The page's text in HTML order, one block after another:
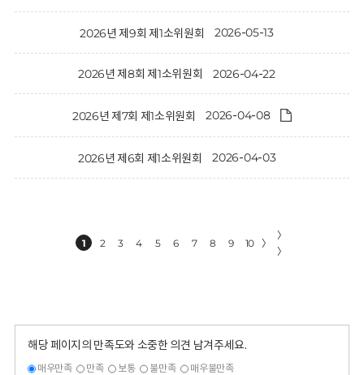
2026년 제9회 제1소위원회 2026-05-13
2026년 제8회 제1소위원회 2026-04-22
2026년 제7회 제1소위원회 2026-04-08
2026년 제6회 제1소위원회 2026-04-03
1 2 3 4 5 6 7 8 9 10 〉
〉
〉
해당 페이지의 만족도와 소중한 의견 남겨주세요.
매우만족 만족 보통 불만족 매우불만족